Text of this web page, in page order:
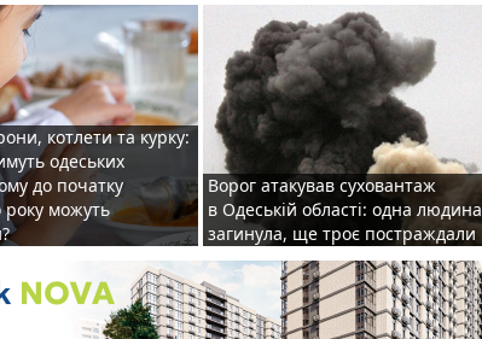
котлети та курку:
одеських
до початку
року можуть
Ворог атакував суховантаж
в Одеській області: одна людина
загинула, ще троє постраждали